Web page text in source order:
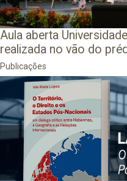
Aula aberta
realizada no vão do
Publicações